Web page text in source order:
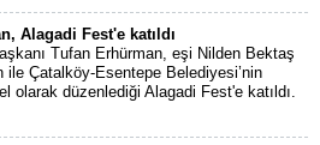
Alagadi Fest'e katıldı
Tufan Erhürman, eşi Nilden Bektaş
ile Çatalköy-Esentepe Belediyesi’nin
olarak düzenlediği Alagadi Fest'e katıldı.